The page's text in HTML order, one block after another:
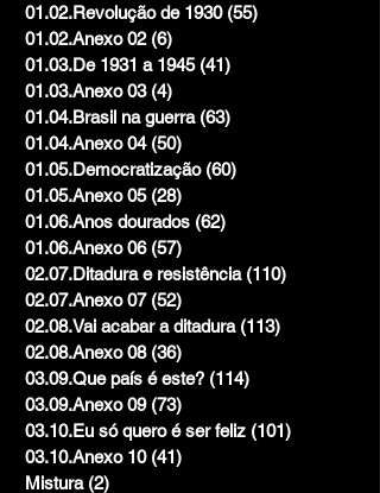
01.02.Revolução de 1930 (55)
01.02.Anexo 02 (6)
01.03.De 1931 a 1945 (41)
01.03.Anexo 03 (4)
01.04.Brasil na guerra (63)
01.04.Anexo 04 (50)
01.05.Democratização (60)
01.05.Anexo 05 (28)
01.06.Anos dourados (62)
01.06.Anexo 06 (57)
02.07.Ditadura e resistência (110)
02.07.Anexo 07 (52)
02.08.Vai acabar a ditadura (113)
02.08.Anexo 08 (36)
03.09.Que país é este? (114)
03.09.Anexo 09 (73)
03.10.Eu só quero é ser feliz (101)
03.10.Anexo 10 (41)
Mistura (2)